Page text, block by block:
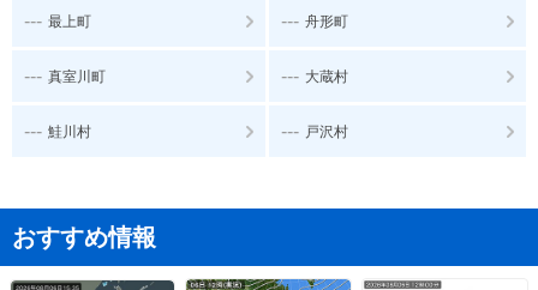
--- 最上町 --- 舟形町
--- 真室川町 --- 大蔵村
--- 鮭川村 --- 戸沢村
おすすめ情報